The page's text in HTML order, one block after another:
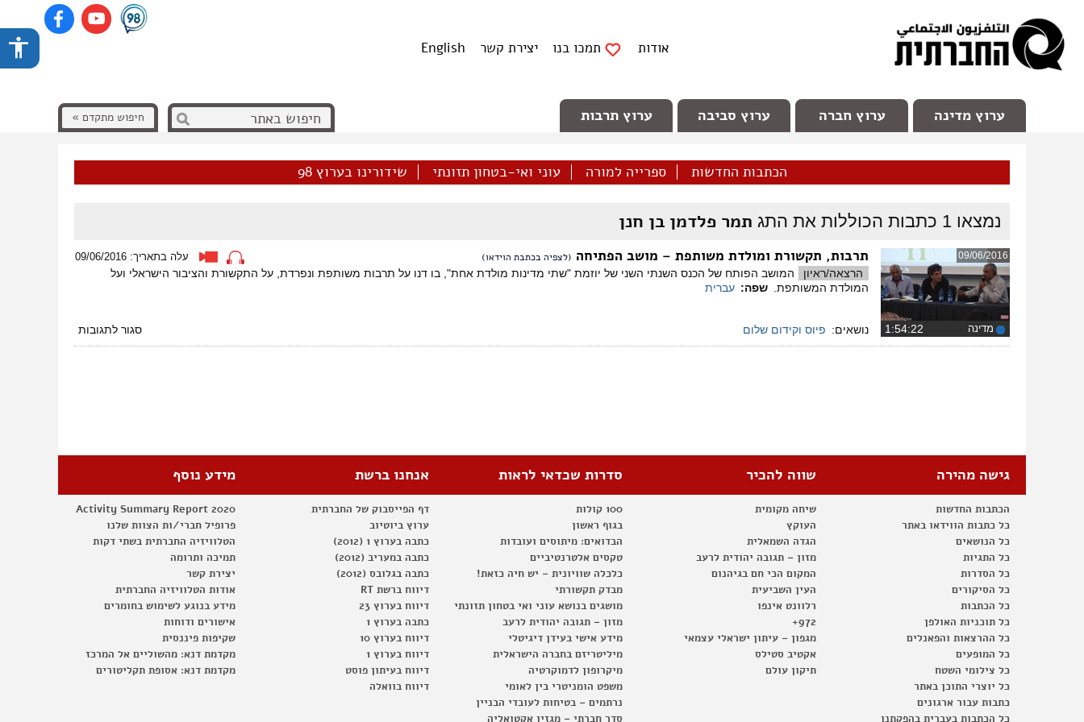
אודות תמכו בנו יצירת קשר English
ערוץ מדינה ערוץ חברה ערוץ סביבה ערוץ תרבות חיפוש מתקדם »
הכתבות החדשות ספרייה למורה עוני ואי-בטחון תזונתי שידורינו בערוץ 98
נמצאו 1 כתבות הכוללות את התג תמר פלדמן בן חנן
09/06/2016
מדינה
תרבות, תקשורת ומולדת משותפת – מושב הפתיחה (לצפיה בכתבת הוידאו) עלה בתאריך: 09/06/2016
הרצאה/ראיון
המושב הפותח של הכנס השנתי השני של יוזמת "שתי מדינות מולדת אחת", בו דנו על תרבות משותפת ונפרדת, על התקשורת והציבור הישראלי ועל
המולדת המשותפת.
שפה: עברית
נושאים: פיוס וקידום שלום סגור לתגובותעל
תרבות,
גישה מהירה
הכתבות החדשות
כל כתבות הווידאו באתר
כל הנושאים
כל התגיות
כל הסדרות
כל הסיקורים
כל הכתבות
כל תוכניות האולפן
כל ההרצאות והפאנלים
כל המופעים
כל צילומי השטח
כל יוצרי התוכן באתר
כתבות עבור ארגונים
כל הכתבות בעברית בהפקתנו
שווה להכיר
שיחה מקומית
העוקץ
הגדה השמאלית
מזון – תגובה יהודית לרעב
המקום הכי חם בגיהנום
העין השביעית
רלוונט אינפו
972+
מגפון – עיתון ישראלי עצמאי
אקטיב סטילס
תיקון עולם
סדרות שכדאי לראות
100 קולות
בגוף ראשון
הבדואים: מיתוסים ועובדות
טקסים אלטרנטיביים
כלכלה שוויונית – יש חיה כזאת!
מבדק תקשורתי
מושגים בנושא עוני ואי בטחון תזונתי
מזון – תגובה יהודית לרעב
מידע אישי בעידן דיגיטלי
מיליטריזם בחברה הישראלית
מיקרופון לדמוקרטיה
משפט הומניטרי בין לאומי
נרתמים – בטיחות לעובדי הבניין
סדר חברתי – מגזין אקטואליה
אנחנו ברשת
דף הפייסבוק של החברתית
ערוץ ביוטיוב
כתבה בערוץ 1 (2012)
כתבה במעריב (2012)
כתבה בגלובס (2012)
דיווח ברשת RT
דיווח בערוץ 23
כתבה בערוץ 1
דיווח בערוץ 10
דיווח בערוץ 1
דיווח בעיתון פוסט
דיווח בוואלה
מידע נוסף
Activity Summary Report 2020
פרופיל חברי/ות הצוות שלנו
הטלוויזיה החברתית בשתי דקות
תמיכה ותרומה
יצירת קשר
אודות הטלוויזיה החברתית
מידע בנוגע לשימוש בחומרים
אישורים ודוחות
שקיפות פיננסית
מקדמת דנא: מהשוליים אל המרכז
מקדמת דנא: אסופת תקליטורים